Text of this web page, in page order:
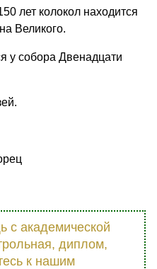
лет колокол находится
Великого.
у собора Двенадцати
с академической
диплом,
к нашим